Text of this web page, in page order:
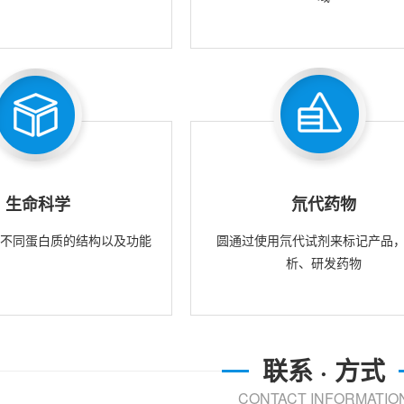
生命科学
同蛋白质的结构以及功能
氘代药物
圆通过使用氘代试剂来标记产品
析、研发药物
联系 · 方式
CONTACT